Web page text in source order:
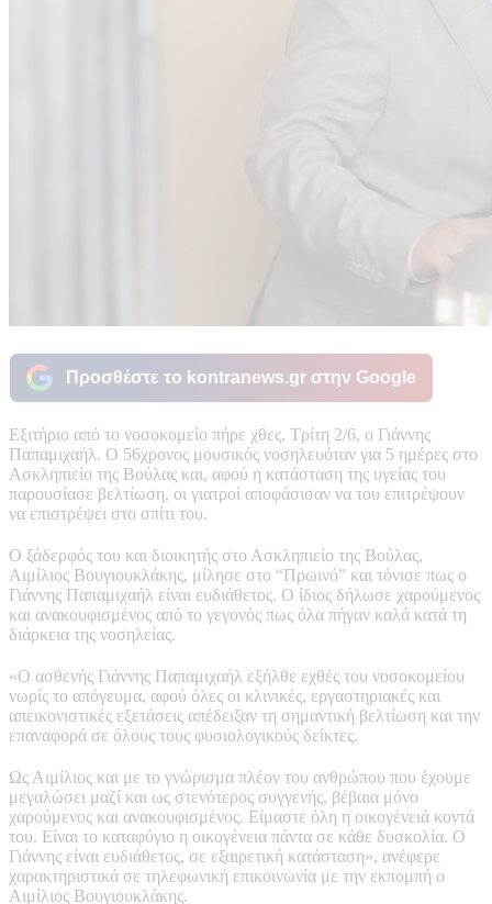
Προσθέστε το kontranews.gr στην Google
Εξιτήριο από το νοσοκομείο πήρε χθες, Τρίτη 2/6, ο Γιάννης
Παπαμιχαήλ. Ο 56χρονος μουσικός νοσηλευόταν για 5 ημέρες στο
Ασκληπιείο της Βούλας και, αφού η κατάσταση της υγείας του
παρουσίασε βελτίωση, οι γιατροί αποφάσισαν να του επιτρέψουν
να επιστρέψει στο σπίτι του.
Ο ξάδερφός του και διοικητής στο Ασκληπιείο της Βούλας,
Αιμίλιος Βουγιουκλάκης, μίλησε στο “Πρωινό” και τόνισε πως ο
Γιάννης Παπαμιχαήλ είναι ευδιάθετος. Ο ίδιος δήλωσε χαρούμενος
και ανακουφισμένος από το γεγονός πως όλα πήγαν καλά κατά τη
διάρκεια της νοσηλείας.
«Ο ασθενής Γιάννης Παπαμιχαήλ εξήλθε εχθές του νοσοκομείου
νωρίς το απόγευμα, αφού όλες οι κλινικές, εργαστηριακές και
απεικονιστικές εξετάσεις απέδειξαν τη σημαντική βελτίωση και την
επαναφορά σε όλους τους φυσιολογικούς δείκτες.
Ως Αιμίλιος και με το γνώρισμα πλέον του ανθρώπου που έχουμε
μεγαλώσει μαζί και ως στενότερος συγγενής, βέβαια μόνο
χαρούμενος και ανακουφισμένος. Είμαστε όλη η οικογένειά κοντά
του. Είναι το καταφύγιο η οικογένεια πάντα σε κάθε δυσκολία. Ο
Γιάννης είναι ευδιάθετος, σε εξαιρετική κατάσταση», ανέφερε
χαρακτηριστικά σε τηλεφωνική επικοινωνία με την εκπομπή ο
Αιμίλιος Βουγιουκλάκης.